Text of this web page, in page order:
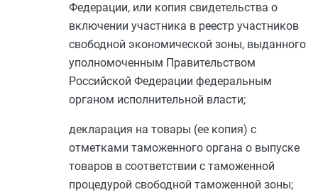
Федерации, или копия свидетельства о
включении участника в реестр участников
свободной экономической зоны, выданного
уполномоченным Правительством
Российской Федерации федеральным
органом исполнительной власти;
декларация на товары (ее копия) с
отметками таможенного органа о выпуске
товаров в соответствии с таможенной
процедурой свободной таможенной зоны;